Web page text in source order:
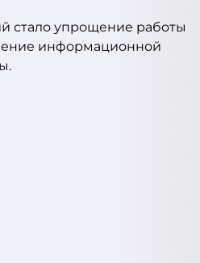
стало упрощение работы
информационной